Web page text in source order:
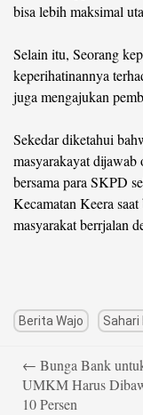
bisa lebih maksimal
Selain itu, Seorang
keperihatinannya
juga mengajukan
Sekedar diketahui
masyarakayat
bersama para SKPD
Kecamatan Keera
masyarakat berrjalan
Berita Wajo Sahari
navigation
← Bunga Bank
UMKM Harus
10 Persen